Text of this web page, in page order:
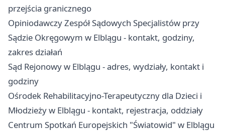
przejścia granicznego
Opiniodawczy Zespół Sądowych Specjalistów przy
Sądzie Okręgowym w Elblągu - kontakt, godziny,
zakres działań
Sąd Rejonowy w Elblągu - adres, wydziały, kontakt i
godziny
Ośrodek Rehabilitacyjno-Terapeutyczny dla Dzieci i
Młodzieży w Elblągu - kontakt, rejestracja, oddziały
Centrum Spotkań Europejskich "Światowid" w Elblągu